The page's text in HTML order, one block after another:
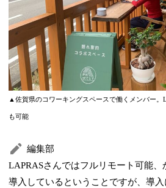
▲佐賀県のコワーキングスペースで働くメンバー。
も可能
編集部
LAPRASさんではフルリモート可能
導入しているということですが、導